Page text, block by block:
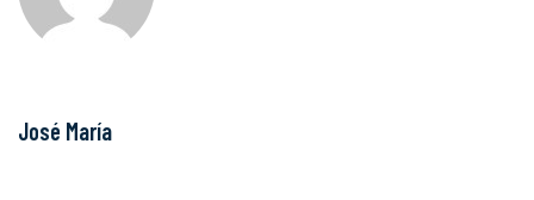
José María